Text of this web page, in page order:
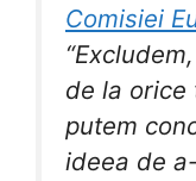
Comisiei
de la orice
putem
ideea de